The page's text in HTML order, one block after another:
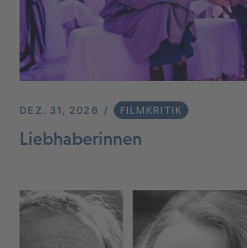
DEZ. 31, 2026 FILMKRITIK
Liebhaberinnen